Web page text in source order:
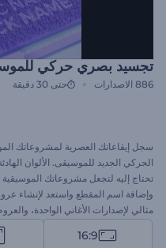
تجسيد بصري حركي
886 الاصدارات حتى 30 دقيقة
سجل إيقاعاتك العصرية لمشروعاتك
الحركي الجديد للموسيقى. الألوان
تحتاج إليه لتجعل مشروعاتك
وإضافة اسم المقطع واستعد لإنشاء
مثالي لإصدارات الأغاني الواحدة،
الموسيقية، وغيرها الكثير. قم
جرب الآن!
16:9